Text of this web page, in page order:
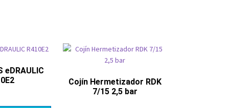
eDRAULIC
Cojín Hermetizador RDK
7/15 2,5 bar